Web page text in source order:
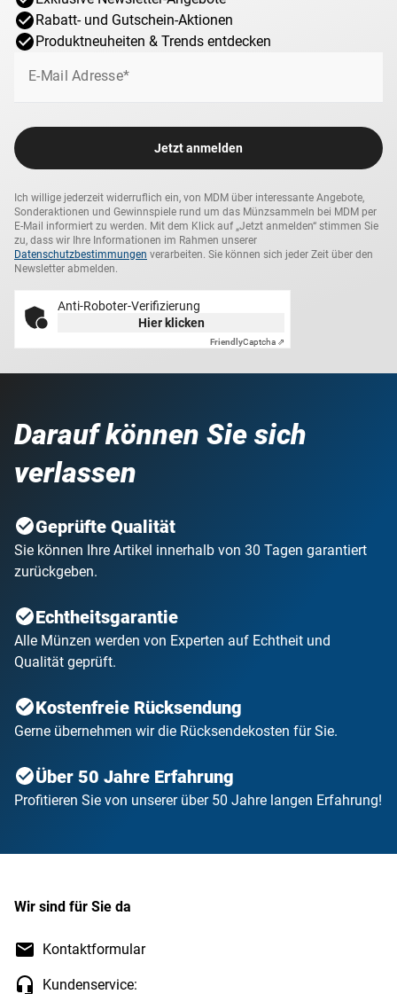
Rabatt- und Gutschein-Aktionen
Produktneuheiten & Trends entdecken
E-Mail Adresse*
Jetzt anmelden
Ich willige jederzeit widerruflich ein, von MDM über interessante Angebote,
Sonderaktionen und Gewinnspiele rund um das Münzsammeln bei MDM per
E-Mail informiert zu werden. Mit dem Klick auf „Jetzt anmelden“ stimmen Sie
zu, dass wir Ihre Informationen im Rahmen unserer
Datenschutzbestimmungen verarbeiten. Sie können sich jeder Zeit über den
Newsletter abmelden.
Anti-Roboter-Verifizierung
Hier klicken
FriendlyCaptcha ⇗
Darauf können Sie sich
verlassen
Geprüfte Qualität
Sie können Ihre Artikel innerhalb von 30 Tagen garantiert
zurückgeben.
Echtheitsgarantie
Alle Münzen werden von Experten auf Echtheit und
Qualität geprüft.
Kostenfreie Rücksendung
Gerne übernehmen wir die Rücksendekosten für Sie.
Über 50 Jahre Erfahrung
Profitieren Sie von unserer über 50 Jahre langen Erfahrung!
Wir sind für Sie da
Kontaktformular
Kundenservice: